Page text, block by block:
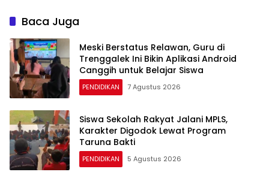
Baca Juga
Meski Berstatus Relawan, Guru di
Trenggalek Ini Bikin Aplikasi Android
Canggih untuk Belajar Siswa
PENDIDIKAN 7 Agustus 2026
Siswa Sekolah Rakyat Jalani MPLS,
Karakter Digodok Lewat Program
Taruna Bakti
PENDIDIKAN 5 Agustus 2026